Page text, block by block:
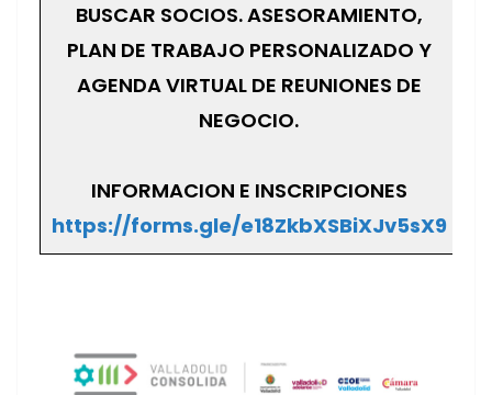
BUSCAR SOCIOS. ASESORAMIENTO,
PLAN DE TRABAJO PERSONALIZADO Y
AGENDA VIRTUAL DE REUNIONES DE
NEGOCIO.
INFORMACION E INSCRIPCIONES
https://forms.gle/e18ZkbXSBiXJv5sX9